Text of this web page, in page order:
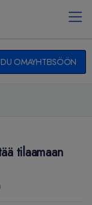
OMAYHTEISÖÖN
tilaamaan